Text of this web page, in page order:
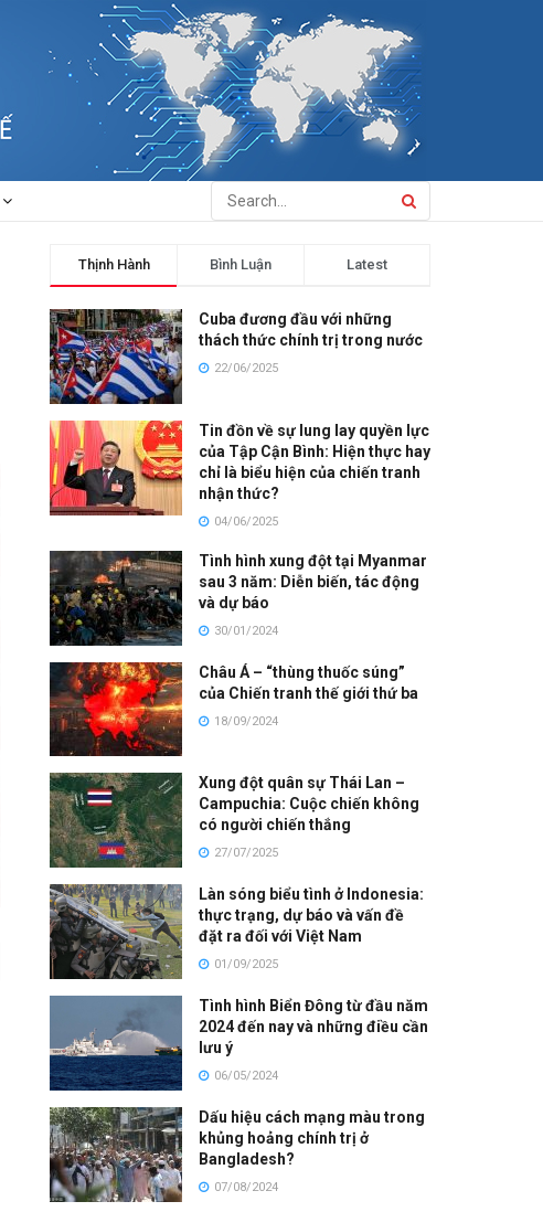
Thịnh Hành Bình Luận Latest
Cuba đương đầu với những
thách thức chính trị trong nước
22/06/2025
Tin đồn về sự lung lay quyền lực
của Tập Cận Bình: Hiện thực hay
chỉ là biểu hiện của chiến tranh
nhận thức?
04/06/2025
Tình hình xung đột tại Myanmar
sau 3 năm: Diễn biến, tác động
và dự báo
30/01/2024
Châu Á – “thùng thuốc súng”
của Chiến tranh thế giới thứ ba
18/09/2024
Xung đột quân sự Thái Lan –
Campuchia: Cuộc chiến không
có người chiến thắng
27/07/2025
Làn sóng biểu tình ở Indonesia:
thực trạng, dự báo và vấn đề
đặt ra đối với Việt Nam
01/09/2025
Tình hình Biển Đông từ đầu năm
2024 đến nay và những điều cần
lưu ý
06/05/2024
Dấu hiệu cách mạng màu trong
khủng hoảng chính trị ở
Bangladesh?
07/08/2024